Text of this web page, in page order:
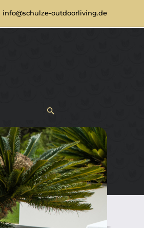
info@schulze-outdoorliving.de